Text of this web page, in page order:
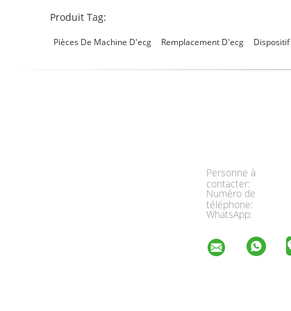
Produit Tag:
Pièces De Machine D'ecg Remplacement D'ecg
Personne à
contacter:
Numéro de
téléphone:
WhatsApp: